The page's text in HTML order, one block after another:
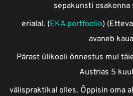
sepakunsti osakonna
erialal. (EKA portfoolio)
avaneb
Pärast ülikooli õnnestus mul
Austrias 5
välispraktikal olles. Õppisin oma